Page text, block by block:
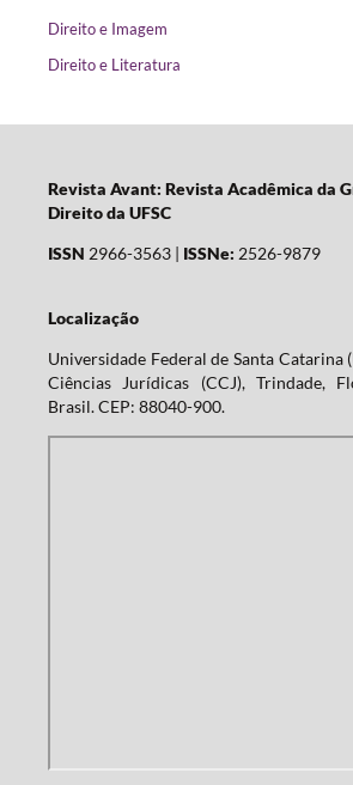
Direito e Imagem
Direito e Literatura
Revista Avant: Revista Acadêmica da
Direito da UFSC
ISSN 2966-3563 | ISSNe: 2526-9879
Localização
Universidade Federal de Santa Catarina
Ciências Jurídicas (CCJ), Trindade,
Brasil. CEP: 88040-900.